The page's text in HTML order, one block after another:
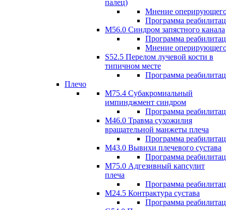
палец)
Мнение
Программа
M56.0 Синдром запястного канала
Программа
Мнение
S52.5 Перелом лучевой кости в
типичном месте
Программа
Плечо
М75.4 Субакромиальный
импинджмент синдром
Программа
М46.0 Травма сухожилия
вращательной манжеты плеча
Программа
M43.0 Вывихи плечевого сустава
Программа
М75.0 Адгезивный капсулит
плеча
Программа
M24.5 Контрактура сустава
Программа